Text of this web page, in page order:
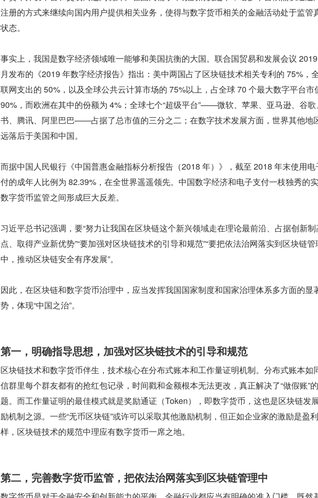
注册的方式来继续向国内用户提供相关业务，使得与数字货币相关的金融活动处于监管
状态。
事实上，我国是数字经济领域唯一能够和美国抗衡的大国。联合国贸易和发展会议
月发布的《2019 年数字经济报告》指出：美中两国占了区块链技术相关专利的 75%，
联网支出的 50%，以及全球公共云计算市场的 75%以上，占全球 70 个最大数字平台市
90%，而欧洲在其中的份额为 4%；全球七个“超级平台”——微软、苹果、亚马逊、谷
书、腾讯、阿里巴巴——占据了总市值的三分之二；在数字技术发展方面，世界其他地
远落后于美国和中国。
而据中国人民银行《中国普惠金融指标分析报告（2018 年）》，截至 2018 年末使用电
付的成年人比例为 82.39%，在全世界遥遥领先。中国数字经济和电子支付一枝独秀的
数字货币监管之间形成巨大反差。
习近平总书记强调，要“努力让我国在区块链这个新兴领域走在理论最前沿、占据创新制
点、取得产业新优势”“要加强对区块链技术的引导和规范”“要把依法治网落实到区块链管
中，推动区块链安全有序发展”。
因此，在区块链和数字货币治理中，应当发挥我国国家制度和国家治理体系多方面的显
势，体现“中国之治”。
第一，明确指导思想，加强对区块链技术的引导和规范
区块链技术和数字货币伴生，技术核心在分布式账本和工作量证明机制。分布式账本如
信群里每个群友都有的抢红包记录，时间戳和金额根本无法更改，真正解决了“做假账”
题。而工作量证明的最佳模式就是奖励通证（Token），即数字货币，这也是区块链发
励机制之源。一些“无币区块链”或许可以采取其他激励机制，但正如企业家的激励是盈
样，区块链技术的规范中理应有数字货币一席之地。
第二，完善数字货币监管，把依法治网落实到区块链管理中